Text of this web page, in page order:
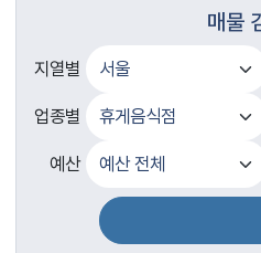
매물
지열별
업종별
예산